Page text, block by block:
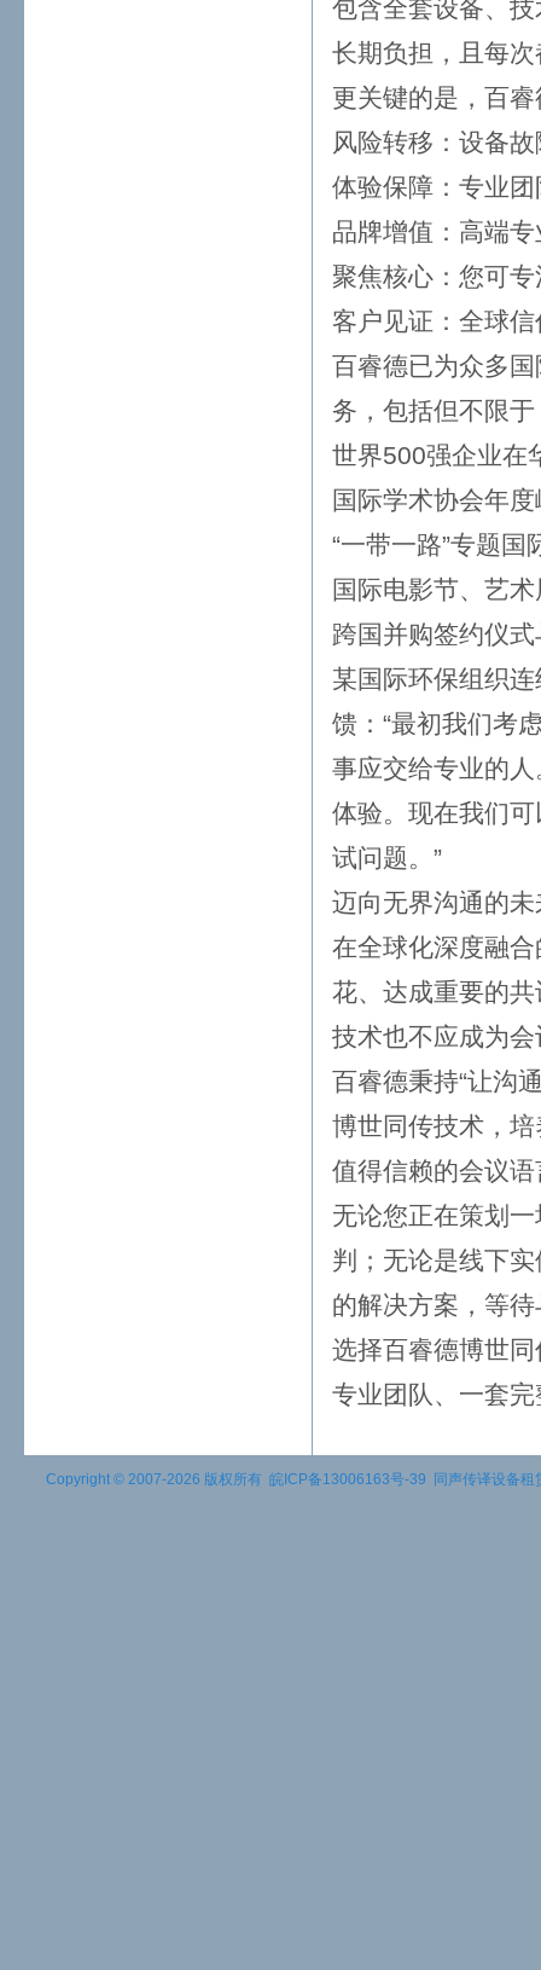
包含全套设备、
长期负担，且每
更关键的是，百
风险转移：设备
体验保障：专业
品牌增值：高端
聚焦核心：您可
客户见证：全球
百睿德已为众多
务，包括但不限于
世界500强企业在
国际学术协会年
“一带一路”专题国
国际电影节、艺
跨国并购签约仪
某国际环保组织
馈：“最初我们考
事应交给专业的
体验。现在我们
试问题。”
迈向无界沟通的未
在全球化深度融
花、达成重要的
技术也不应成为
百睿德秉持“让沟
博世同传技术，
值得信赖的会议
无论您正在策划
判；无论是线下
的解决方案，等
选择百睿德博世
专业团队、一套
Copyright © 2007-2026 版权所有 皖ICP备13006163号-39 同声传译设备租